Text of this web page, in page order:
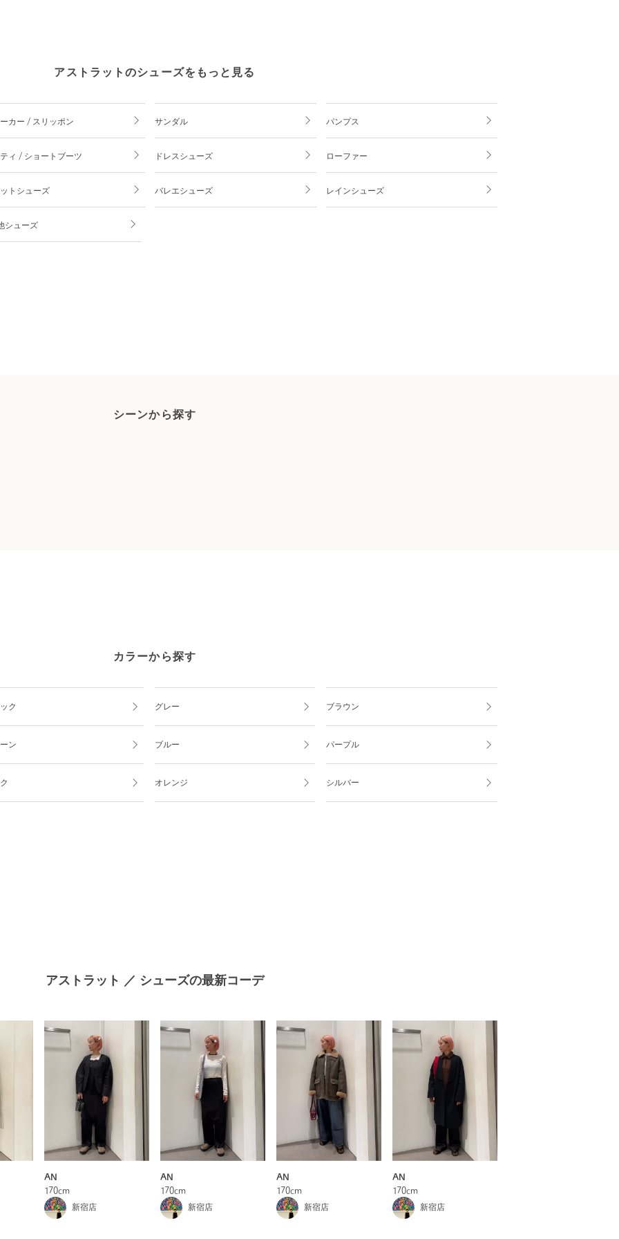
アストラットのシューズをもっと見る
カー / スリッポン サンダル パンプス
ィ / ショートブーツ ドレスシューズ ローファー
トシューズ バレエシューズ レインシューズ
シューズ
シーンから探す
カラーから探す
ク グレー ブラウン
ン ブルー パープル
オレンジ シルバー
アストラット ／ シューズの最新コーデ
AN
170cm
新宿店
AN
170cm
新宿店
AN
170cm
新宿店
AN
170cm
新宿店